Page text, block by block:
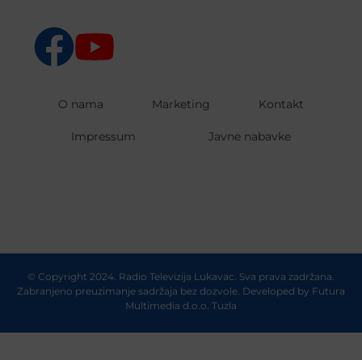
O nama Marketing Kontakt
Impressum Javne nabavke
© Copyright 2024. Radio Televizija Lukavac. Sva prava zadržana.
Zabranjeno preuzimanje sadržaja bez dozvole. Developed by Futura
Multimedia d.o.o. Tuzla